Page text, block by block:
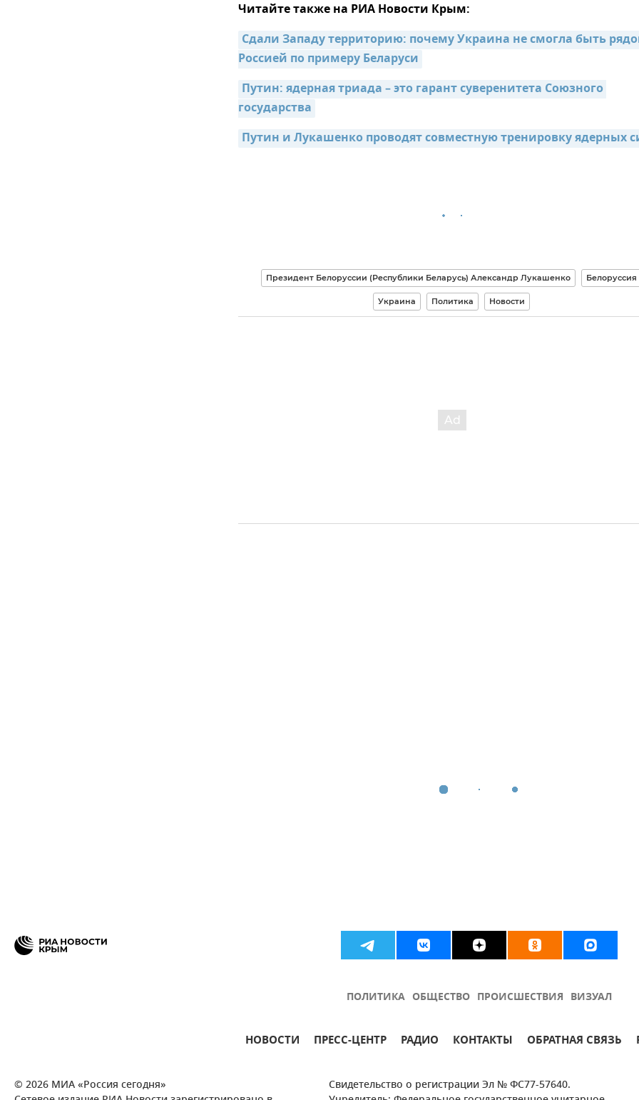
Читайте также на РИА Новости Крым:
Сдали Западу территорию: почему Украина не смогла быть
Россией по примеру Беларуси
Путин: ядерная триада – это гарант суверенитета Союзного
государства
Путин и Лукашенко проводят совместную тренировку ядерных
Президент Белоруссии (Республики Беларусь) Александр Лукашенко Белоруссия
Украина Политика Новости
ПОЛИТИКА ОБЩЕСТВО ПРОИСШЕСТВИЯ ВИЗУАЛ
НОВОСТИ ПРЕСС-ЦЕНТР РАДИО КОНТАКТЫ ОБРАТНАЯ СВЯЗЬ
© 2026 МИА «Россия сегодня»
Свидетельство о регистрации Эл № ФС77-57640.